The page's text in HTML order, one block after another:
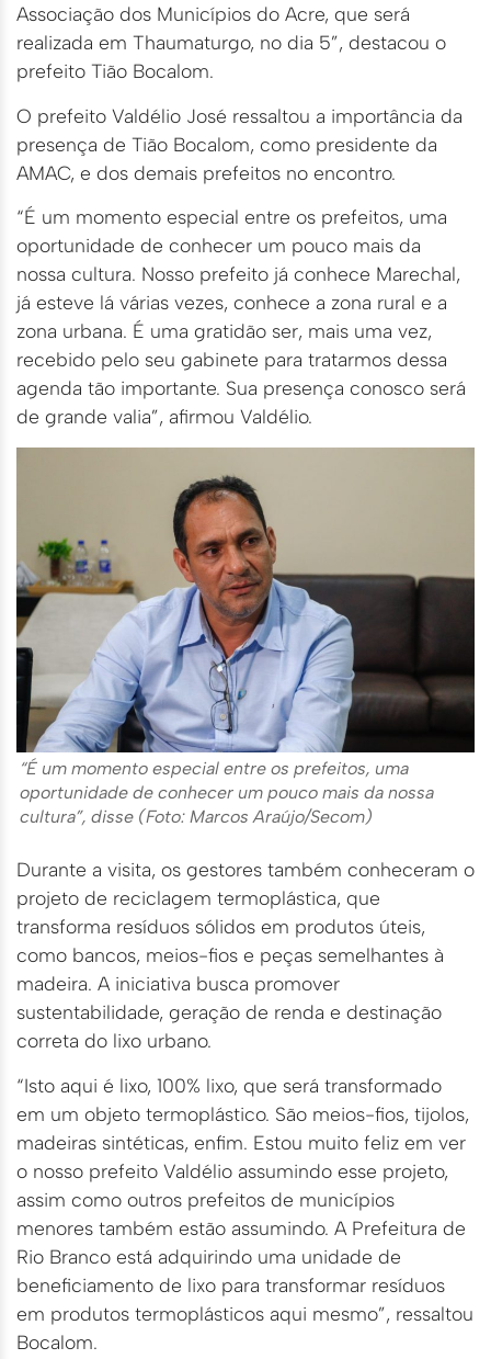
Associação dos Municípios do Acre, que será
realizada em Thaumaturgo, no dia 5”, destacou o
prefeito Tião Bocalom.
O prefeito Valdélio José ressaltou a importância da
presença de Tião Bocalom, como presidente da
AMAC, e dos demais prefeitos no encontro.
“É um momento especial entre os prefeitos, uma
oportunidade de conhecer um pouco mais da
nossa cultura. Nosso prefeito já conhece Marechal,
já esteve lá várias vezes, conhece a zona rural e a
zona urbana. É uma gratidão ser, mais uma vez,
recebido pelo seu gabinete para tratarmos dessa
agenda tão importante. Sua presença conosco será
de grande valia”, afirmou Valdélio.
“É um momento especial entre os prefeitos, uma
oportunidade de conhecer um pouco mais da nossa
cultura”, disse (Foto: Marcos Araújo/Secom)
Durante a visita, os gestores também conheceram o
projeto de reciclagem termoplástica, que
transforma resíduos sólidos em produtos úteis,
como bancos, meios-fios e peças semelhantes à
madeira. A iniciativa busca promover
sustentabilidade, geração de renda e destinação
correta do lixo urbano.
“Isto aqui é lixo, 100% lixo, que será transformado
em um objeto termoplástico. São meios-fios, tijolos,
madeiras sintéticas, enfim. Estou muito feliz em ver
o nosso prefeito Valdélio assumindo esse projeto,
assim como outros prefeitos de municípios
menores também estão assumindo. A Prefeitura de
Rio Branco está adquirindo uma unidade de
beneficiamento de lixo para transformar resíduos
em produtos termoplásticos aqui mesmo”, ressaltou
Bocalom.